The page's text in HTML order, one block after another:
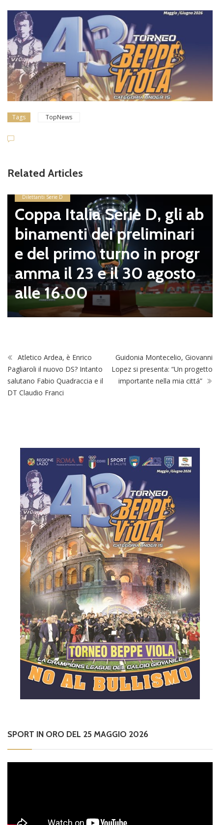
Tags TopNews
Related Articles
Dilettanti Serie D
Coppa Italia Serie D, gli ab
binamenti dei preliminari
e del primo turno in progr
amma il 23 e il 30 agosto
alle 16.00
Atletico Ardea, è Enrico
Pagliaroli il nuovo DS? Intanto
salutano Fabio Quadraccia e il
DT Claudio Franci
Guidonia Montecelio, Giovanni
Lopez si presenta: “Un progetto
importante nella mia cittá”
SPORT IN ORO DEL 25 MAGGIO 2026